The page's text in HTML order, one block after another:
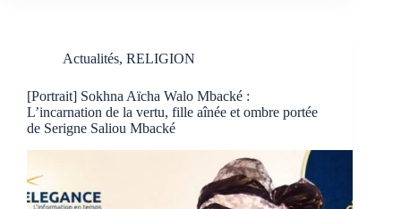
Actualités, RELIGION
[Portrait] Sokhna Aïcha Walo Mbacké :
L’incarnation de la vertu, fille aînée et ombre portée
de Serigne Saliou Mbacké